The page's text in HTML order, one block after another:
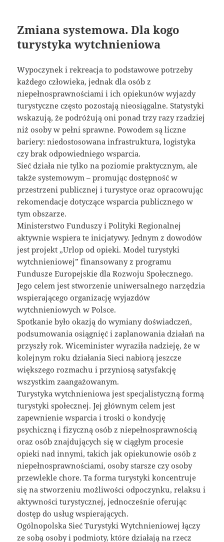
Zmiana systemowa. Dla kogo
turystyka wytchnieniowa
Wypoczynek i rekreacja to podstawowe potrzeby
każdego człowieka, jednak dla osób z
niepełnosprawnościami i ich opiekunów wyjazdy
turystyczne często pozostają nieosiągalne. Statystyki
wskazują, że podróżują oni ponad trzy razy rzadziej
niż osoby w pełni sprawne. Powodem są liczne
bariery: niedostosowana infrastruktura, logistyka
czy brak odpowiedniego wsparcia.
Sieć działa nie tylko na poziomie praktycznym, ale
także systemowym – promując dostępność w
przestrzeni publicznej i turystyce oraz opracowując
rekomendacje dotyczące wsparcia publicznego w
tym obszarze.
Ministerstwo Funduszy i Polityki Regionalnej
aktywnie wspiera te inicjatywy. Jednym z dowodów
jest projekt „Urlop od opieki. Model turystyki
wytchnieniowej” finansowany z programu
Fundusze Europejskie dla Rozwoju Społecznego.
Jego celem jest stworzenie uniwersalnego narzędzia
wspierającego organizację wyjazdów
wytchnieniowych w Polsce.
Spotkanie było okazją do wymiany doświadczeń,
podsumowania osiągnięć i zaplanowania działań na
przyszły rok. Wiceminister wyraziła nadzieję, że w
kolejnym roku działania Sieci nabiorą jeszcze
większego rozmachu i przyniosą satysfakcję
wszystkim zaangażowanym.
Turystyka wytchnieniowa jest specjalistyczną formą
turystyki społecznej. Jej głównym celem jest
zapewnienie wsparcia i troski o kondycję
psychiczną i fizyczną osób z niepełnosprawnością
oraz osób znajdujących się w ciągłym procesie
opieki nad innymi, takich jak opiekunowie osób z
niepełnosprawnościami, osoby starsze czy osoby
przewlekle chore. Ta forma turystyki koncentruje
się na stworzeniu możliwości odpoczynku, relaksu i
aktywności turystycznej, jednocześnie oferując
dostęp do usług wspierających.
Ogólnopolska Sieć Turystyki Wytchnieniowej łączy
ze sobą osoby i podmioty, które działają na rzecz